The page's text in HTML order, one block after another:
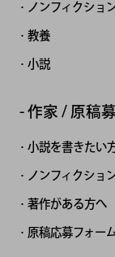
ノンフィクショ
教養
小説
作家 / 原稿
小説を書きたい
ノンフィクショ
著作がある方へ
原稿応募フォー